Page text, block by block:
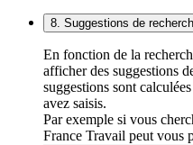
8. Suggestions de
En fonction de la
afficher des suggestions
suggestions sont
avez saisis.
Par exemple si vous
France Travail peut vous